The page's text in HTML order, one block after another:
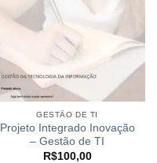
GESTÃO DE TI
Projeto Integrado Inovação
– Gestão de TI
R$100,00